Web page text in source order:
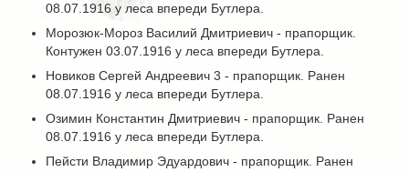
08.07.1916 у леса впереди Бутлера.
Морозюк-Мороз Василий Дмитриевич - прапорщик.
Контужен 03.07.1916 у леса впереди Бутлера.
Новиков Сергей Андреевич 3 - прапорщик. Ранен
08.07.1916 у леса впереди Бутлера.
Озимин Константин Дмитриевич - прапорщик. Ранен
08.07.1916 у леса впереди Бутлера.
Пейсти Владимир Эдуардович - прапорщик. Ранен